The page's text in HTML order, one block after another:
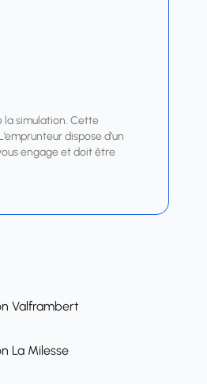
la simulation. Cette
dispose d’un
engage et doit être
Valframbert
La Milesse